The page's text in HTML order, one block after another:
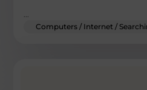
Computers / Internet /